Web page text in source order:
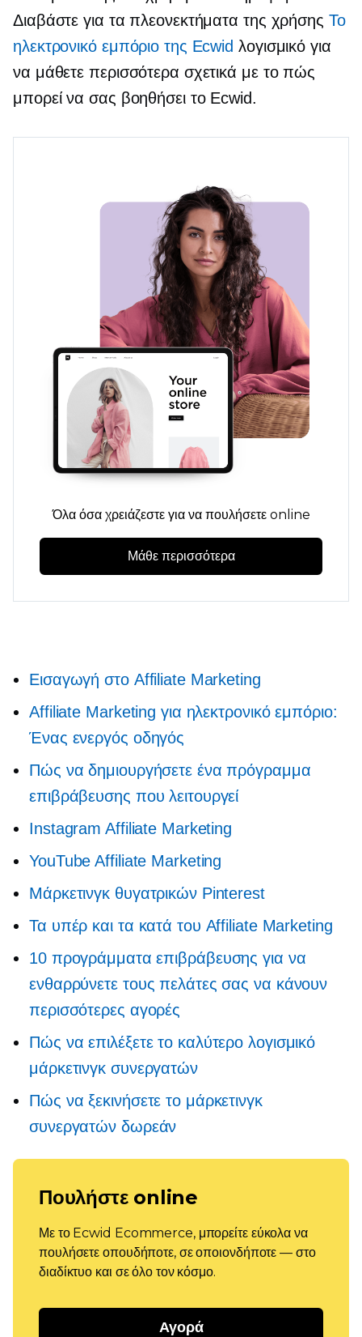
Διαβάστε για τα πλεονεκτήματα της χρήσης Το
ηλεκτρονικό εμπόριο της Ecwid λογισμικό για
να μάθετε περισσότερα σχετικά με το πώς
μπορεί να σας βοηθήσει το Ecwid.
Όλα όσα χρειάζεστε για να πουλήσετε online
Μάθε περισσότερα
Εισαγωγή στο Affiliate Marketing
Affiliate Marketing για ηλεκτρονικό εμπόριο:
Ένας ενεργός οδηγός
Πώς να δημιουργήσετε ένα πρόγραμμα
επιβράβευσης που λειτουργεί
Instagram Affiliate Marketing
YouTube Affiliate Marketing
Μάρκετινγκ θυγατρικών Pinterest
Τα υπέρ και τα κατά του Affiliate Marketing
10 προγράμματα επιβράβευσης για να
ενθαρρύνετε τους πελάτες σας να κάνουν
περισσότερες αγορές
Πώς να επιλέξετε το καλύτερο λογισμικό
μάρκετινγκ συνεργατών
Πώς να ξεκινήσετε το μάρκετινγκ
συνεργατών δωρεάν
Πουλήστε online
Με το Ecwid Ecommerce, μπορείτε εύκολα να
πουλήσετε οπουδήποτε, σε οποιονδήποτε — στο
διαδίκτυο και σε όλο τον κόσμο.
Αγορά